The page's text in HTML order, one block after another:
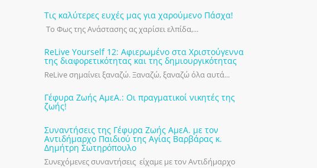
Τις καλύτερες ευχές μας για χαρούμενο Πάσχα!
Το Φως της Ανάστασης ας χαρίσει ελπίδα,...
ReLive Yourself 12: Αφιερωμένο στα Χριστούγεννα
της διαφορετικότητας και της δημιουργικότητας
ReLive σημαίνει ξαναζώ. Ξαναζώ, ξαναζώ όλα αυτά...
Γέφυρα Ζωής ΑμεΑ.: Οι πραγματικοί νικητές της
ζωής!
Συναντήσεις της Γέφυρα Ζωής ΑμεΑ. με τον
Αντιδήμαρχο Παιδιού της Αγίας Βαρβάρας κ.
Δημήτρη Σωτηρόπουλο
Συνεχόμενες συναντήσεις είχαμε με τον Αντιδήμαρχο